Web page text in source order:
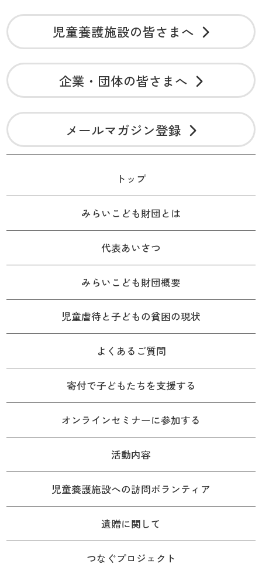
児童養護施設の皆さまへ
企業・団体の皆さまへ
メールマガジン登録
トップ
みらいこども財団とは
代表あいさつ
みらいこども財団概要
児童虐待と子どもの貧困の現状
よくあるご質問
寄付で子どもたちを支援する
オンラインセミナーに参加する
活動内容
児童養護施設への訪問ボランティア
遺贈に関して
つなぐプロジェクト